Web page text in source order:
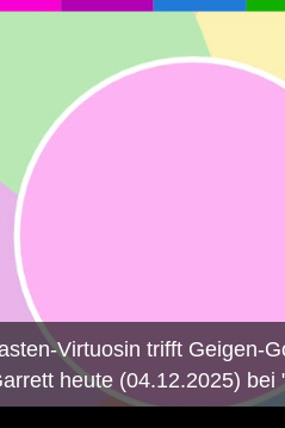
Virtuosin trifft Geigen-
heute (04.12.2025)